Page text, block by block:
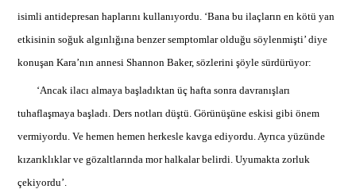
isimli antidepresan haplarını kullanıyordu. ‘Bana bu ilaçların en kötü yan
etkisinin soğuk algınlığına benzer semptomlar olduğu söylenmişti’ diye
konuşan Kara’nın annesi Shannon Baker, sözlerini şöyle sürdürüyor:
‘Ancak ilacı almaya başladıktan üç hafta sonra davranışları
tuhaflaşmaya başladı. Ders notları düştü. Görünüşüne eskisi gibi önem
vermiyordu. Ve hemen hemen herkesle kavga ediyordu. Ayrıca yüzünde
kızarıklıklar ve gözaltlarında mor halkalar belirdi. Uyumakta zorluk
çekiyordu’.